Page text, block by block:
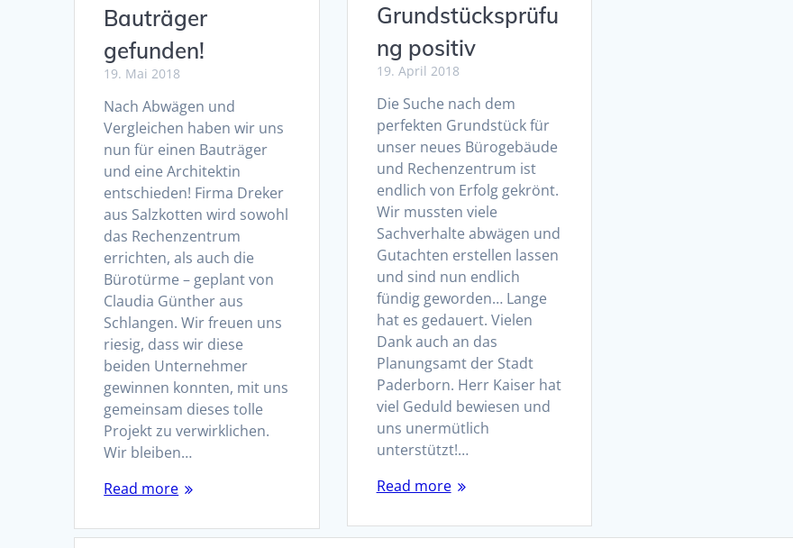
Bauträger
gefunden!
19. Mai 2018
Nach Abwägen und
Vergleichen haben wir uns
nun für einen Bauträger
und eine Architektin
entschieden! Firma Dreker
aus Salzkotten wird sowohl
das Rechenzentrum
errichten, als auch die
Bürotürme – geplant von
Claudia Günther aus
Schlangen. Wir freuen uns
riesig, dass wir diese
beiden Unternehmer
gewinnen konnten, mit uns
gemeinsam dieses tolle
Projekt zu verwirklichen.
Wir bleiben…
Read more
Grundstücksprüfu
ng positiv
19. April 2018
Die Suche nach dem
perfekten Grundstück für
unser neues Bürogebäude
und Rechenzentrum ist
endlich von Erfolg gekrönt.
Wir mussten viele
Sachverhalte abwägen und
Gutachten erstellen lassen
und sind nun endlich
fündig geworden… Lange
hat es gedauert. Vielen
Dank auch an das
Planungsamt der Stadt
Paderborn. Herr Kaiser hat
viel Geduld bewiesen und
uns unermütlich
unterstützt!…
Read more